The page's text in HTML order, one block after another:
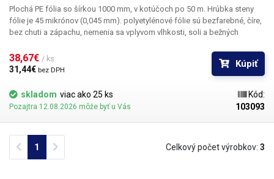
Plochá PE fólia so šírkou 1000 mm, v kotúčoch po 50 m. Hrúbka steny
fólie je 45 mikrónov (0,045 mm). polyetylénové fólie sú bezfarebné, číre,
bez chuti a zápachu, nemenia sa vplyvom vlhkosti, soli a bežných
odolné voči mrazu a vlhkosti. Fólie sú vhodné na výrobu tašiek, vreciek a
balenie akéhokoľvek tovaru. PE fólie sú zdravotne nezávadné, 100 %
recyklovateľné a vhodné na balenie potravín (certifikát je k dispozícii).
Ako obalové médium spĺňajú požiadavky zákona č. 477/2001 Z. z.
(zákon o obaloch). Ideálne na zváranie so všetkými impulznými
zváračkami v našom sortimente. Materiál: PE (polyetylén) Hrúbka
materiálu: 45 mikrónov (0,045 mm)*2 Šírka: 1000 mm Dĺžka cievky: 50
metrov Farba: číra Rozmerová tolerancia +/- 10%
fólia typu tunel/rukoväť)!!!
38,67€ / ks
31,44€ bez DPH
Kúpiť
skladom viac ako 25 ks
Pozajtra 12.08.2026 môže byť u Vás
Kód:
103093
Previous
1 Celkový počet výrobkov: 3